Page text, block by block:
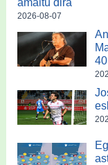
amaitu dira
2026-08-07